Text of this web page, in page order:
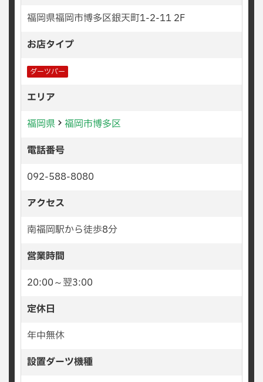
福岡県福岡市博多区銀天町1-2-11 2F
お店タイプ
ダーツバー
エリア
福岡県
福岡市博多区
電話番号
092-588-8080
アクセス
南福岡駅から徒歩8分
営業時間
20:00～翌3:00
定休日
年中無休
設置ダーツ機種